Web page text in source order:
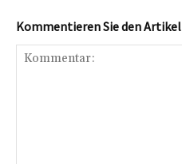
Kommentieren Sie den Artikel